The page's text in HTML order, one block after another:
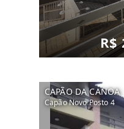
R$
CAPÃO DA CANOA
Capão Novo Posto 4